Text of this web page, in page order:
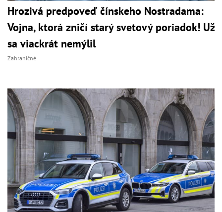
Hrozivá predpoveď čínskeho Nostradama:
Vojna, ktorá zničí starý svetový poriadok! Už
sa viackrát nemýlil
Zahraničné